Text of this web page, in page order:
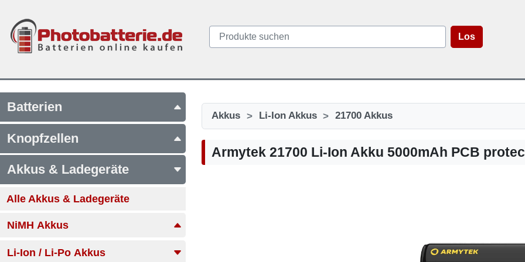
Los
Batterien
Knopfzellen
Akkus & Ladegeräte
Alle Akkus & Ladegeräte
NiMH Akkus
Li-Ion / Li-Po Akkus
Akkus > Li-Ion Akkus > 21700 Akkus
Armytek 21700 Li-Ion Akku 5000mAh PCB